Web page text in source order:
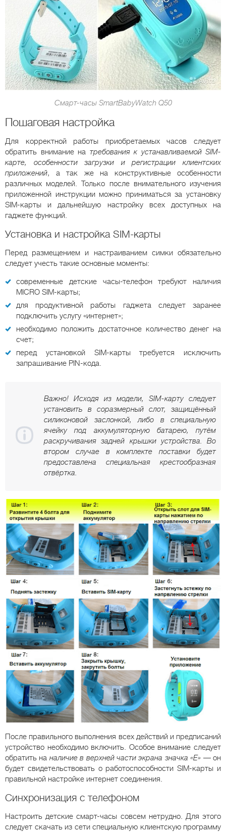
Смарт-часы SmartBabyWatch Q50
Пошаговая настройка
Для корректной работы приобретаемых часов следует
обратить внимание на требования к устанавливаемой SIM-
карте, особенности загрузки и регистрации клиентских
приложений, а так же на конструктивные особенности
различных моделей. Только после внимательного изучения
приложенной инструкции можно приниматься за установку
SIM-карты и дальнейшую настройку всех доступных на
гаджете функций.
Установка и настройка SIM-карты
Перед размещением и настраиванием симки обязательно
следует учесть такие основные моменты:
современные детские часы-телефон требуют наличия
MICRO SIM-карты;
для продуктивной работы гаджета следует заранее
подключить услугу «интернет»;
необходимо положить достаточное количество денег на
счет;
перед установкой SIM-карты требуется исключить
запрашивание PIN-кода.
Важно! Исходя из модели, SIM-карту следует
установить в соразмерный слот, защищённый
силиконовой заслонкой, либо в специальную
ячейку под аккумуляторную батарею, путём
раскручивания задней крышки устройства. Во
втором случае в комплекте поставки будет
предоставлена специальная крестообразная
отвёртка.
После правильного выполнения всех действий и предписаний
устройство необходимо включить. Особое внимание следует
обратить на наличие в верхней части экрана значка «Е» — он
будет свидетельствовать о работоспособности SIM-карты и
правильной настройке интернет соединения.
Синхронизация с телефоном
Настроить детские смарт-часы совсем нетрудно. Для этого
следует скачать из сети специальную клиентскую программу